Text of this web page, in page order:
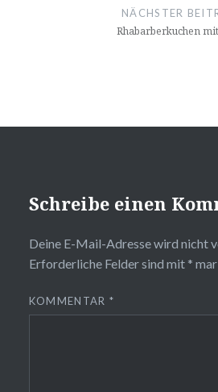
NÄCHSTER
Rhabarberkuchen
Schreibe einen
Deine E-Mail-Adresse wird nicht
Erforderliche Felder sind mit *
KOMMENTAR *